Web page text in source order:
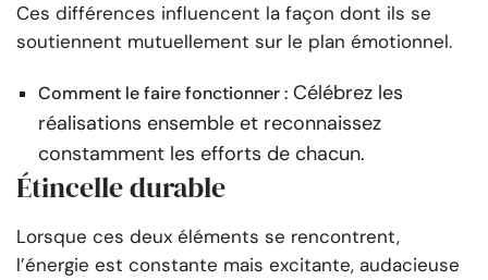
Ces différences influencent la façon dont ils se
soutiennent mutuellement sur le plan émotionnel.
Comment le faire fonctionner : Célébrez les
réalisations ensemble et reconnaissez
constamment les efforts de chacun.
Étincelle durable
Lorsque ces deux éléments se rencontrent,
l’énergie est constante mais excitante, audacieuse